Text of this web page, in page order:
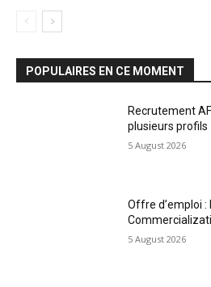
POPULAIRES EN CE MOMENT
Recrutement
plusieurs profils
5 August 2026
Offre d’emploi :
5 August 2026